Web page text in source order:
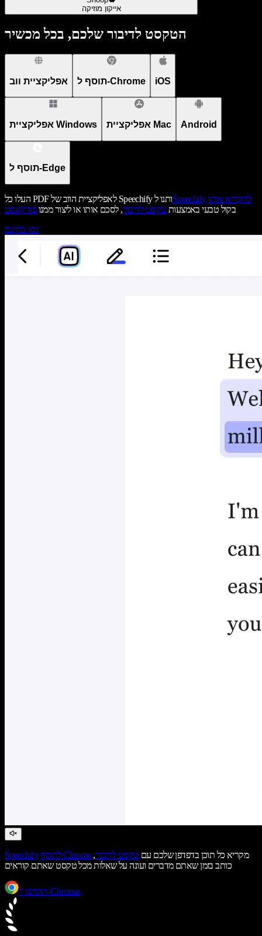
אייקון מוזיקה
הטקסט לדיבור שלכם, בכל מכשיר
אפליקציית ווב תוסף ל-Chrome iOS
אפליקציית Windows אפליקציית Mac Android
תוסף ל-Edge
העלו כל PDF לאפליקציית הווב של Speechify ותנו לSpeechify להקריא אותו
בקול טבעי באמצעות טקסט לדיבור, לסכם אותו או ליצור ממנופודקאסט
נסו בחינם
Speechify לתוסף Chrome מקריא כל תוכן בדפדפן שלכם עם טקסט לדיבור,
כותב בזמן שאתם מדברים ועונה על שאלות מכל טקסט שאתם קוראים
הוסיפו ל-Chrome